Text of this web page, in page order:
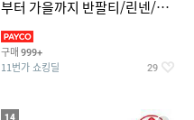
부터 가을까지 반팔티/린넨/맨
구매 999+
11번가 쇼킹딜 29
14